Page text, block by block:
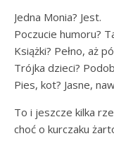
Jedna Monia? Jest.
Poczucie humoru?
Książki? Pełno, aż
Trójka dzieci?
Pies, kot? Jasne,
To i jeszcze kilka
choć o kurczaku